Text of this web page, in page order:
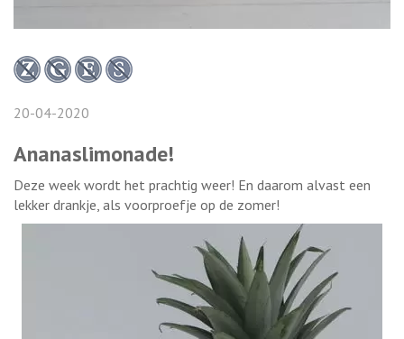
20-04-2020
Ananaslimonade!
Deze week wordt het prachtig weer! En daarom alvast een
lekker drankje, als voorproefje op de zomer!